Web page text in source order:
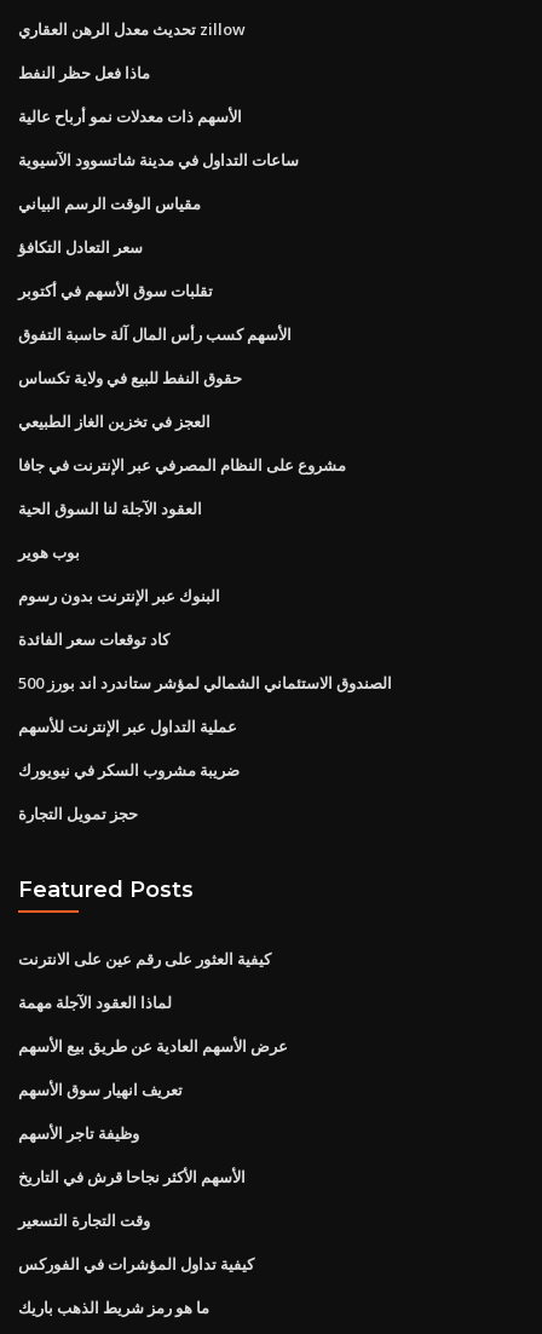
تحديث معدل الرهن العقاري zillow
ماذا فعل حظر النفط
الأسهم ذات معدلات نمو أرباح عالية
ساعات التداول في مدينة شاتسوود الآسيوية
مقياس الوقت الرسم البياني
سعر التعادل التكافؤ
تقلبات سوق الأسهم في أكتوبر
الأسهم كسب رأس المال آلة حاسبة التفوق
حقوق النفط للبيع في ولاية تكساس
العجز في تخزين الغاز الطبيعي
مشروع على النظام المصرفي عبر الإنترنت في جافا
العقود الآجلة لنا السوق الحية
بوب هوير
البنوك عبر الإنترنت بدون رسوم
كاد توقعات سعر الفائدة
الصندوق الاستئماني الشمالي لمؤشر ستاندرد اند بورز 500
عملية التداول عبر الإنترنت للأسهم
ضريبة مشروب السكر في نيويورك
حجز تمويل التجارة
Featured Posts
كيفية العثور على رقم عين على الانترنت
لماذا العقود الآجلة مهمة
عرض الأسهم العادية عن طريق بيع الأسهم
تعريف انهيار سوق الأسهم
وظيفة تاجر الأسهم
الأسهم الأكثر نجاحا قرش في التاريخ
وقت التجارة التسعير
كيفية تداول المؤشرات في الفوركس
ما هو رمز شريط الذهب باريك